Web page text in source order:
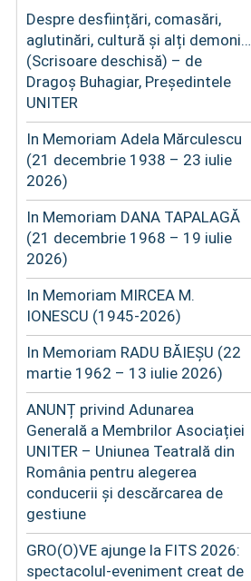
Despre desființări, comasări,
aglutinări, cultură și alți demoni…
(Scrisoare deschisă) – de
Dragoș Buhagiar, Președintele
UNITER
In Memoriam Adela Mărculescu
(21 decembrie 1938 – 23 iulie
2026)
In Memoriam DANA TAPALAGĂ
(21 decembrie 1968 – 19 iulie
2026)
In Memoriam MIRCEA M.
IONESCU (1945-2026)
In Memoriam RADU BĂIEȘU (22
martie 1962 – 13 iulie 2026)
ANUNȚ privind Adunarea
Generală a Membrilor Asociației
UNITER – Uniunea Teatrală din
România pentru alegerea
conducerii și descărcarea de
gestiune
GRO(O)VE ajunge la FITS 2026:
spectacolul-eveniment creat de